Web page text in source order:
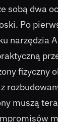
sobą dwa
Po
narzędzia
fizyczny
muszą